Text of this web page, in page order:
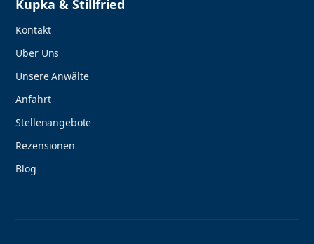
Kupka & Stillfried
Kontakt
Über Uns
Unsere Anwälte
Anfahrt
Stellenangebote
Rezensionen
Blog